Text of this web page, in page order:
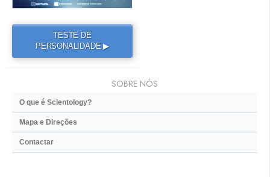
TESTE DE
PERSONALIDADE ▶
SOBRE NÓS
O que é Scientology?
Mapa e Direções
Contactar